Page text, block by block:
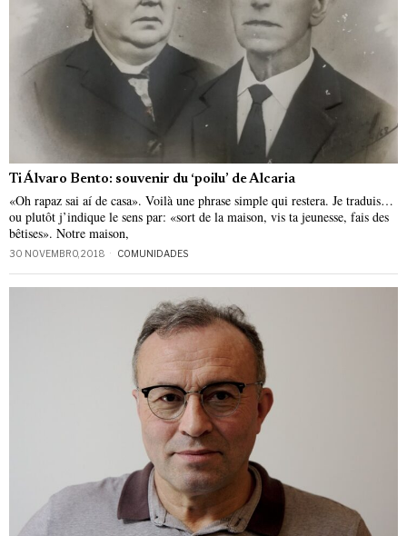
Ti Álvaro Bento: souvenir du ‘poilu’ de Alcaria
«Oh rapaz sai aí de casa». Voilà une phrase simple qui restera. Je traduis…
ou plutôt j’indique le sens par: «sort de la maison, vis ta jeunesse, fais des
bêtises». Notre maison,
30 NOVEMBRO, 2018 COMUNIDADES